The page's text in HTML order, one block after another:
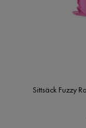
Sittsäck Fuzzy